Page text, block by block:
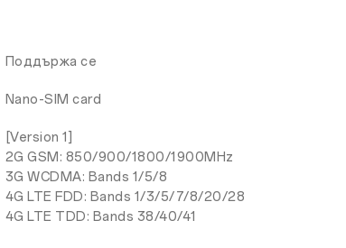
Поддържа се
Nano-SIM card
[Version 1]
2G GSM: 850/900/1800/1900MHz
3G WCDMA: Bands 1/5/8
4G LTE FDD: Bands 1/3/5/7/8/20/28
4G LTE TDD: Bands 38/40/41